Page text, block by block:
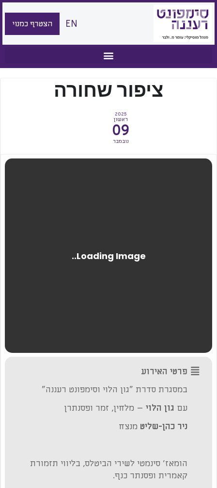
EN הצטרף כמנוי
ציפור שחורה
2025
ראשון
09
נובמבר
פרטי האירוע
במסגרת סדרת "גון הלוי וסימפונט רעננה"
עם גון הלוי – מלחין, זמר ופסנתרן
ניר כהן-שליט מנצח
הומאז׳ סינמטי לשירי הביטלס, בליווי תזמורת
קאמרית ופסנתר כנף.